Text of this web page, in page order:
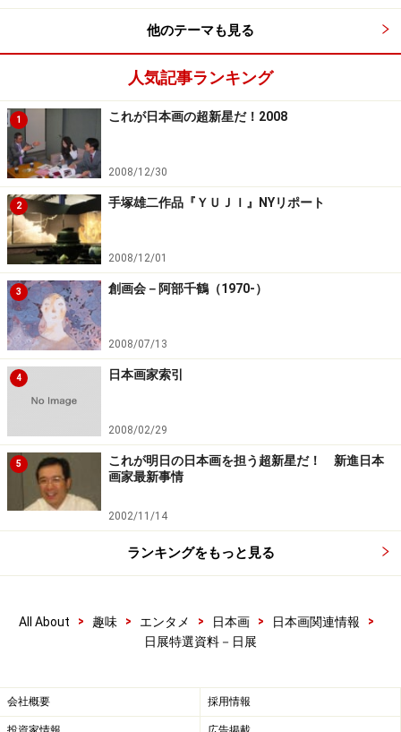
他のテーマも見る
人気記事ランキング
1 これが日本画の超新星だ！2008
2008/12/30
2 手塚雄二作品『ＹＵＪＩ』NYリポート
2008/12/01
3 創画会－阿部千鶴（1970-）
2008/07/13
4 日本画家索引
2008/02/29
5
これが明日の日本画を担う超新星だ！ 新進日本
画家最新事情
2002/11/14
ランキングをもっと見る
All About > 趣味 > エンタメ > 日本画 > 日本画関連情報
>
日展特選資料－日展
会社概要 採用情報